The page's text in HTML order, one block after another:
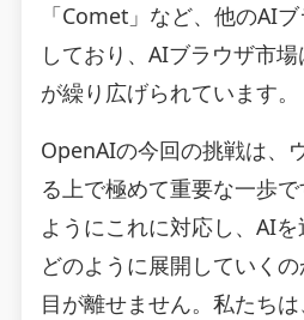
「Comet」など、他のAI
しており、AIブラウザ市
が繰り広げられています。
OpenAIの今回の挑戦は、
る上で極めて重要な一歩
ようにこれに対応し、AI
どのように展開していく
目が離せません。私たち